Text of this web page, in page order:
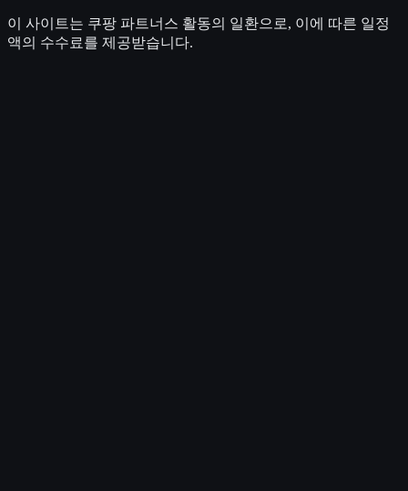
이 사이트는 쿠팡 파트너스 활동의 일환으로, 이에 따른 일정
액의 수수료를 제공받습니다.